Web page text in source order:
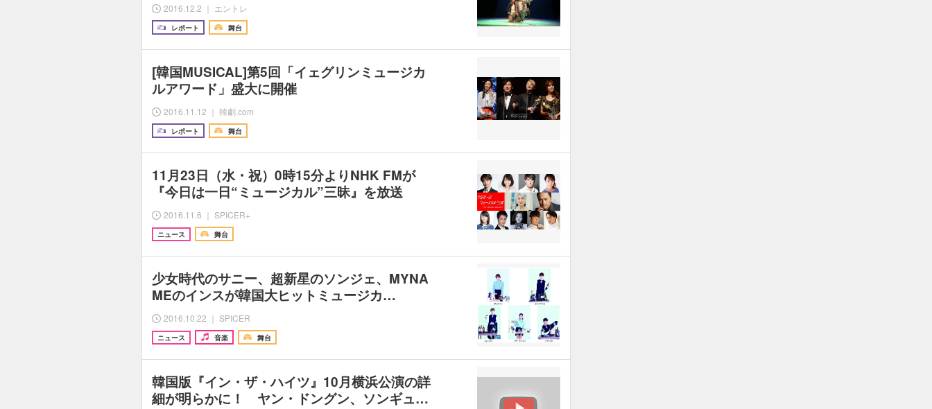
2016.12.2 ｜ エントレ
レポート 舞台
[韓国MUSICAL]第5回「イェグリンミュージカ
ルアワード」盛大に開催
2016.11.12 ｜ 韓劇.com
レポート 舞台
11月23日（水・祝）0時15分よりNHK FMが
『今日は一日“ミュージカル”三昧』を放送
2016.11.6 ｜ SPICER+
ニュース 舞台
少女時代のサニー、超新星のソンジェ、MYNA
MEのインスが韓国大ヒットミュージカ…
2016.10.22 ｜ SPICER
ニュース 音楽 舞台
韓国版『イン・ザ・ハイツ』10月横浜公演の詳
細が明らかに！ ヤン・ドングン、ソンギュ…